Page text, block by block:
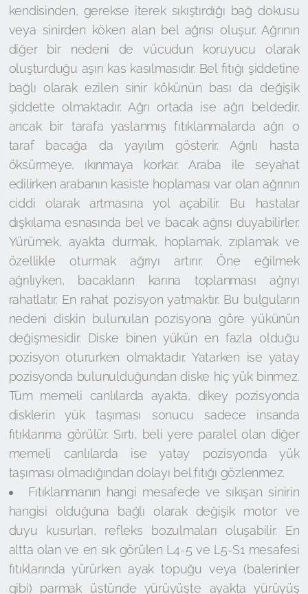
kendisinden, gerekse iterek sıkıştırdığı bağ dokusu
veya sinirden köken alan bel ağrısı oluşur. Ağrının
diğer bir nedeni de vücudun koruyucu olarak
oluşturduğu aşırı kas kasılmasıdır. Bel fıtığı şiddetine
bağlı olarak ezilen sinir kökünün bası da değişik
şiddette olmaktadır. Ağrı ortada ise ağrı beldedir,
ancak bir tarafa yaslanmış fıtıklanmalarda ağrı o
taraf bacağa da yayılım gösterir. Ağrılı hasta
öksürmeye, ıkınmaya korkar. Araba ile seyahat
edilirken arabanın kasiste hoplaması var olan ağrının
ciddi olarak artmasına yol açabilir. Bu hastalar
dışkılama esnasında bel ve bacak ağrısı duyabilirler.
Yürümek, ayakta durmak, hoplamak, zıplamak ve
özellikle oturmak ağrıyı artırır. Öne eğilmek
ağrılıyken, bacakların karına toplanması ağrıyı
rahatlatır. En rahat pozisyon yatmaktır. Bu bulguların
nedeni diskin bulunulan pozisyona göre yükünün
değişmesidir. Diske binen yükün en fazla olduğu
pozisyon otururken olmaktadır. Yatarken ise yatay
pozisyonda bulunulduğundan diske hiç yük binmez.
Tüm memeli canlılarda ayakta, dikey pozisyonda
disklerin yük taşıması sonucu sadece insanda
fıtıklanma görülür. Sırtı, beli yere paralel olan diğer
memeli canlılarda ise yatay pozisyonda yük
taşıması olmadığından dolayı bel fıtığı gözlenmez.
Fıtıklanmanın hangi mesafede ve sıkışan sinirin
hangisi olduğuna bağlı olarak değişik motor ve
duyu kusurları, refleks bozulmaları oluşabilir. En
altta olan ve en sık görülen L4-5 ve L5-S1 mesafesi
fıtıklarında yürürken ayak topuğu veya (balerinler
gibi) parmak üstünde yürüyüşte ayakta yürüyüş